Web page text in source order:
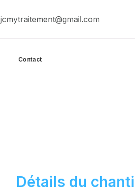
jcmytraitement@gmail.com
Contact
Détails du